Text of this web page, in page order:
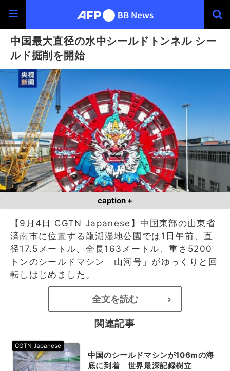
中国最大直径の水中シールドトンネル シー
ルド掘削を開始
caption +
【9月4日 CGTN Japanese】中国東部の山東省
済南市に位置する龍湖湿地公園では1日午前、直
径17.5メートル、全長163メートル、重さ5200
トンのシールドマシン「山河号」がゆっくりと回
転しはじめました。
全文を読む >
関連記事
中国のシールドマシンが106mの海
底に到着 世界最深記録樹立